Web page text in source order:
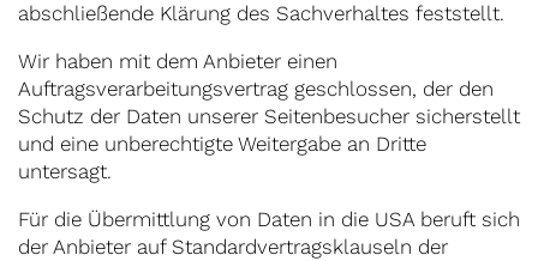
abschließende Klärung des Sachverhaltes feststellt.
Wir haben mit dem Anbieter einen
Auftragsverarbeitungsvertrag geschlossen, der den
Schutz der Daten unserer Seitenbesucher sicherstellt
und eine unberechtigte Weitergabe an Dritte
untersagt.
Für die Übermittlung von Daten in die USA beruft sich
der Anbieter auf Standardvertragsklauseln der